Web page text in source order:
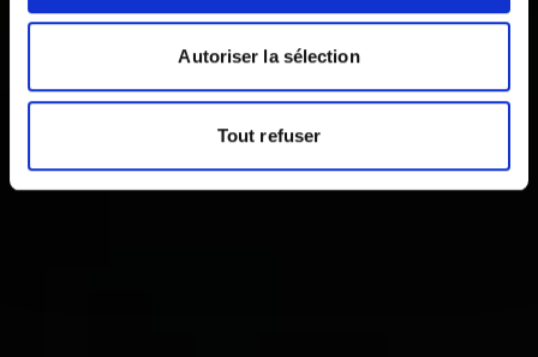
Autoriser la sélection
Tout refuser